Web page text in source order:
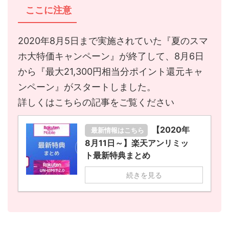
ここに注意
2020年8月5日まで実施されていた『夏のスマ
ホ大特価キャンペーン』が終了して、8月6日
から『最大21,300円相当分ポイント還元キャ
ンペーン』がスタートしました。
詳しくはこちらの記事をご覧ください
最新情報はこちら
【2020年
8月11日～】楽天アンリミッ
ト最新特典まとめ
続きを見る